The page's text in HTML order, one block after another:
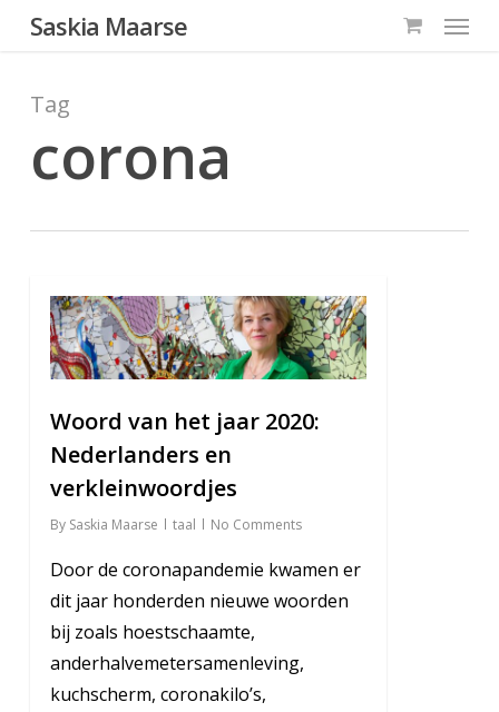
Skip
content
Saskia Maarse Menu
Tag
corona
Woord van het jaar 2020:
Nederlanders en
verkleinwoordjes
By Saskia Maarse taal No Comments
Door de coronapandemie kwamen er
dit jaar honderden nieuwe woorden
bij zoals hoestschaamte,
anderhalvemetersamenleving,
kuchscherm, coronakilo’s,
0